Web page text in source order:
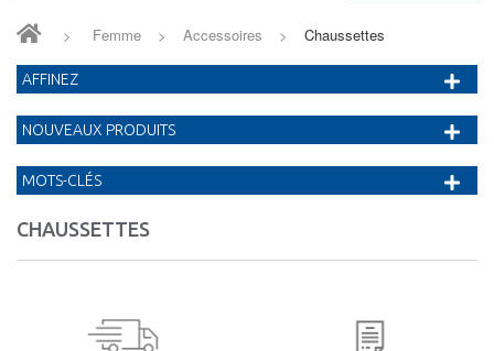
> Femme > Accessoires > Chaussettes
CHAUSSETTES
AFFINEZ
NOUVEAUX PRODUITS
MOTS-CLÉS